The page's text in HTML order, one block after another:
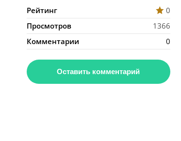
Рейтинг
0
Просмотров
1366
Комментарии
0
Оставить комментарий